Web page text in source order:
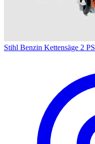
Stihl Benzin Kettensäge 2 PS